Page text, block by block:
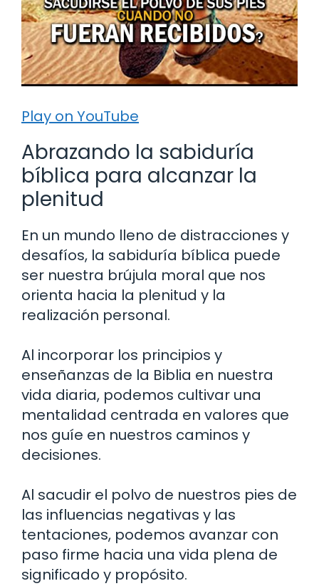
Play on YouTube
Abrazando la sabiduría
bíblica para alcanzar la
plenitud
En un mundo lleno de distracciones y
desafíos, la sabiduría bíblica puede
ser nuestra brújula moral que nos
orienta hacia la plenitud y la
realización personal.
Al incorporar los principios y
enseñanzas de la Biblia en nuestra
vida diaria, podemos cultivar una
mentalidad centrada en valores que
nos guíe en nuestros caminos y
decisiones.
Al sacudir el polvo de nuestros pies de
las influencias negativas y las
tentaciones, podemos avanzar con
paso firme hacia una vida plena de
significado y propósito.